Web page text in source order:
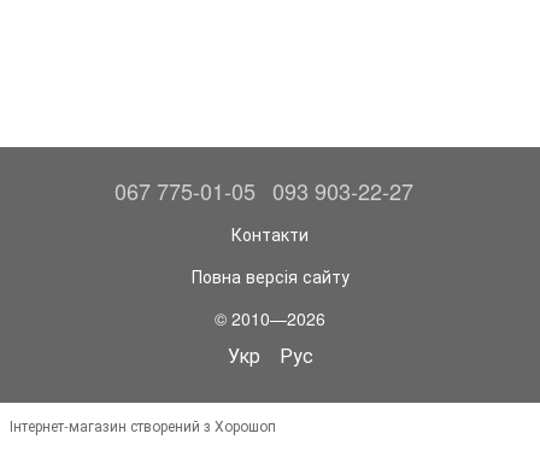
067 775-01-05 093 903-22-27
Контакти
Повна версія сайту
© 2010—2026
Укр Рус
Інтернет-магазин створений з Хорошоп